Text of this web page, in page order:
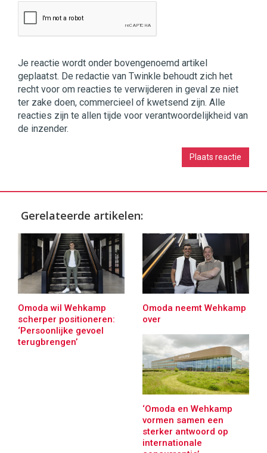
Je reactie wordt onder bovengenoemd artikel
geplaatst. De redactie van Twinkle behoudt zich het
recht voor om reacties te verwijderen in geval ze niet
ter zake doen, commercieel of kwetsend zijn. Alle
reacties zijn te allen tijde voor verantwoordelijkheid van
de inzender.
Gerelateerde artikelen:
Omoda wil Wehkamp
scherper positioneren:
‘Persoonlijke gevoel
terugbrengen’
Omoda neemt Wehkamp
over
‘Omoda en Wehkamp
vormen samen een
sterker antwoord op
internationale